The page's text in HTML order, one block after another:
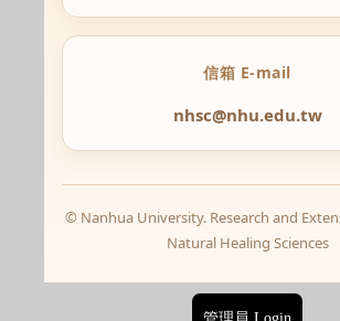
信箱 E-mail
nhsc@nhu.edu.tw
© Nanhua University. Research and
Natural Healing Sciences